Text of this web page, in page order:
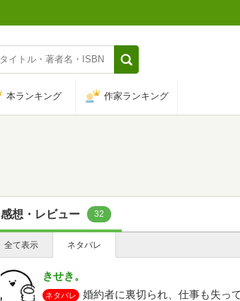
本ランキング 作家ランキング
感想・レビュー 32
全て表示 ネタバレ
きせき。
ネタバレ
婚約者に裏切られ、仕事も失っ